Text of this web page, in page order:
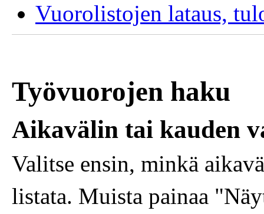
Vuorolistojen lataus,
Työvuorojen haku
Aikavälin tai kauden
Valitse ensin, minkä
listata. Muista painaa